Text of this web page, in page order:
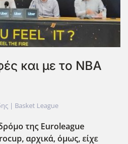
και με το NBA
| Basket League
της Euroleague
, αρχικά, όμως, είχε